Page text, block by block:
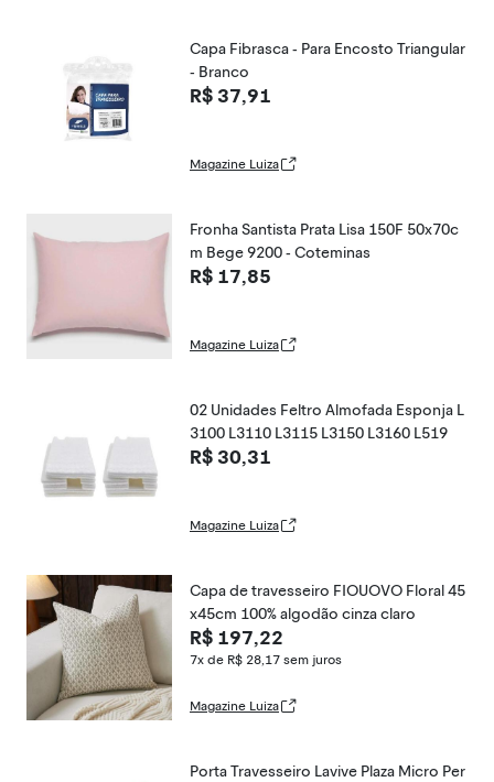
Capa Fibrasca - Para Encosto Triangular
- Branco
R$ 37,91
Magazine Luiza
Fronha Santista Prata Lisa 150F 50x70c
m Bege 9200 - Coteminas
R$ 17,85
Magazine Luiza
02 Unidades Feltro Almofada Esponja L
3100 L3110 L3115 L3150 L3160 L519
R$ 30,31
Magazine Luiza
Capa de travesseiro FIOUOVO Floral 45
x45cm 100% algodão cinza claro
R$ 197,22
7x de R$ 28,17 sem juros
Magazine Luiza
Porta Travesseiro Lavive Plaza Micro Per